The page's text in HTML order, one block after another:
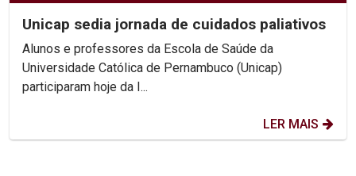
Unicap sedia jornada de cuidados paliativos
Alunos e professores da Escola de Saúde da
Universidade Católica de Pernambuco (Unicap)
participaram hoje da I...
LER MAIS